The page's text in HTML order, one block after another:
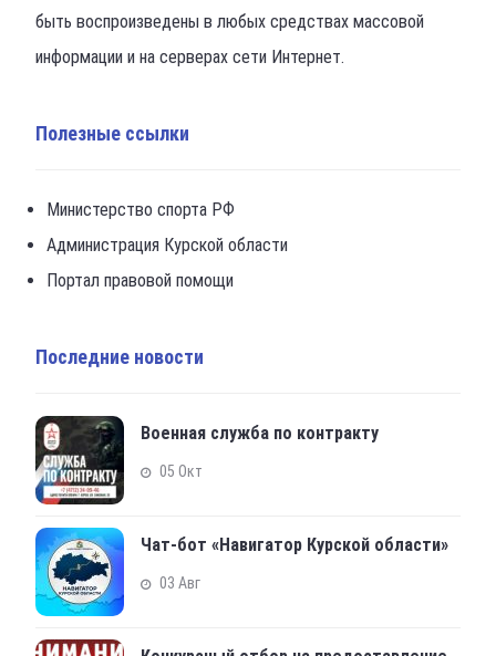
быть воспроизведены в любых средствах массовой
информации и на серверах сети Интернет.
Полезные ссылки
Министерство спорта РФ
Администрация Курской области
Портал правовой помощи
Последние новости
Военная служба по контракту
05 Окт
Чат-бот «Навигатор Курской области»
03 Авг